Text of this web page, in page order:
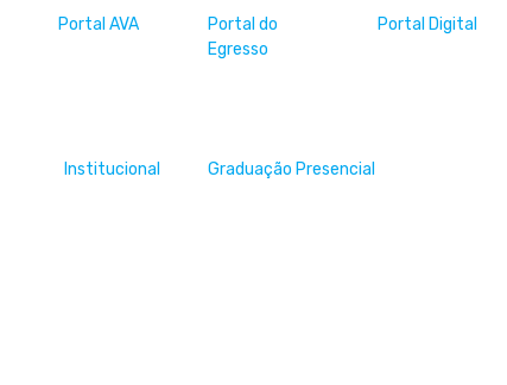
Portal AVA
Portal do
Egresso
Portal Digital
Institucional Graduação Presencial